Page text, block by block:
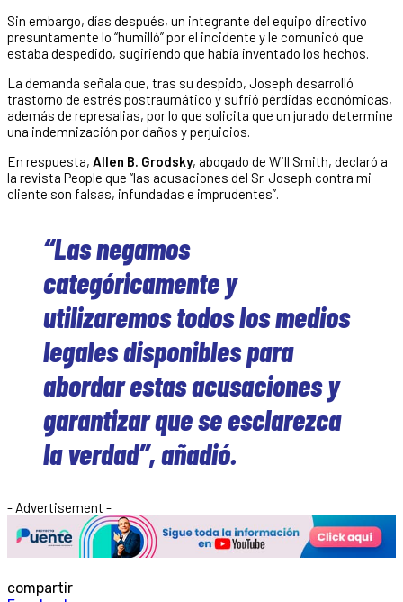
Sin embargo, días después, un integrante del equipo directivo
presuntamente lo “humilló” por el incidente y le comunicó que
estaba despedido, sugiriendo que había inventado los hechos.
La demanda señala que, tras su despido, Joseph desarrolló
trastorno de estrés postraumático y sufrió pérdidas económicas,
además de represalias, por lo que solicita que un jurado determine
una indemnización por daños y perjuicios.
En respuesta, Allen B. Grodsky, abogado de Will Smith, declaró a
la revista People que “las acusaciones del Sr. Joseph contra mi
cliente son falsas, infundadas e imprudentes”.
“Las negamos
categóricamente y
utilizaremos todos los medios
legales disponibles para
abordar estas acusaciones y
garantizar que se esclarezca
la verdad”, añadió.
- Advertisement -
compartir